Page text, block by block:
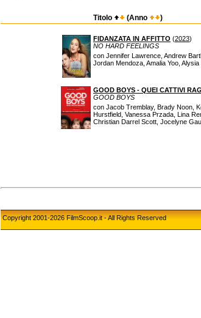
Titolo (Anno )
FIDANZATA IN AFFITTO (2023)
NO HARD FEELINGS
con Jennifer Lawrence, Andrew
Jordan Mendoza, Amalia Yoo,
GOOD BOYS - QUEI CATTIVI
GOOD BOYS
con Jacob Tremblay, Brady Noon,
Hurstfield, Vanessa Przada, Lina
Christian Darrel Scott, Jocelyne
Copyright 2001-2026 FilmScoop.it - All Rights Reserved